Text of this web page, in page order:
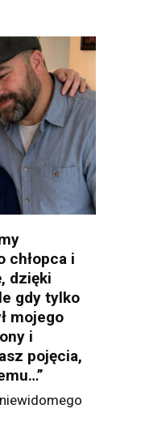
chłopca i
dzięki
gdy tylko
mojego
i
pojęcia,